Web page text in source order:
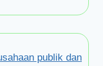
publik dan